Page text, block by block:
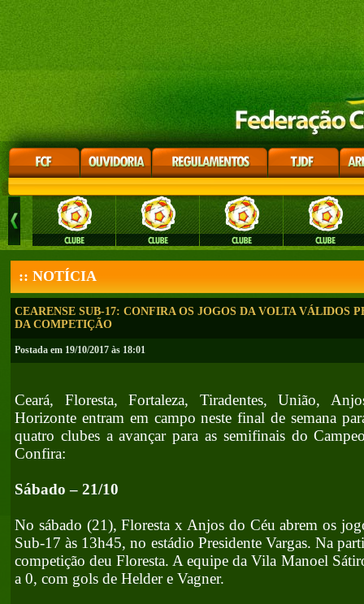
:: NOTÍCIA
CEARENSE SUB-17: CONFIRA OS JOGOS DA VOLTA VÁLIDOS
DA COMPETIÇÃO
Postada em 19/10/2017 às 18:01
Ceará, Floresta, Fortaleza, Tiradentes, União,
Horizonte entram em campo neste final de semana
quatro clubes a avançar para as semifinais do
Confira:
Sábado – 21/10
No sábado (21), Floresta x Anjos do Céu abrem os
Sub-17 às 13h45, no estádio Presidente Vargas. Na
competição deu Floresta. A equipe da Vila Manoel
a 0, com gols de Helder e Vagner.